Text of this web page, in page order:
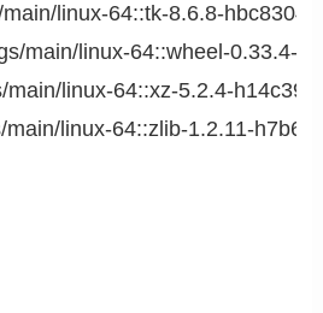
main/linux-64::tk-8.6.8-
pkgs/main/linux-64::wheel-0.33.4-
main/linux-64::xz-5.2.4-
main/linux-64::zlib-1.2.11-